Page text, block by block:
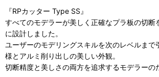
『RPカッター Type SS』
すべてのモデラーが美しく正確なプラ板の切断
に設計しました。
ユーザーのモデリングスキルを次のレベルまで
様とアルミ削り出しの美しい外観。
切断精度と美しさの両方を追求するモデラーの